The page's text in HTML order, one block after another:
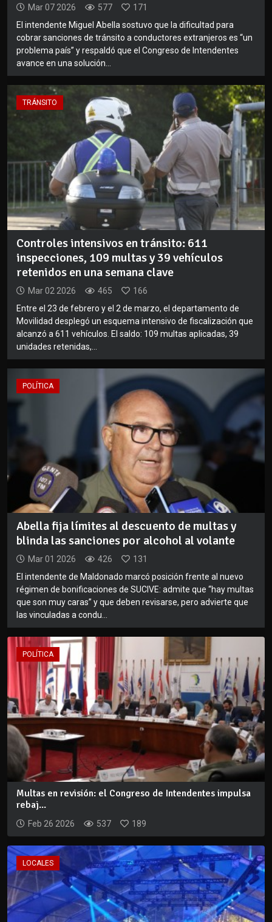
Mar 07 2026 577
171
El intendente Miguel Abella sostuvo que la dificultad para
cobrar sanciones de tránsito a conductores extranjeros es “un
problema país” y respaldó que el Congreso de Intendentes
avance en una solución...
TRÁNSITO
Controles intensivos en tránsito: 611
inspecciones, 109 multas y 39 vehículos
retenidos en una semana clave
Mar 02 2026 465
166
Entre el 23 de febrero y el 2 de marzo, el departamento de
Movilidad desplegó un esquema intensivo de fiscalización que
alcanzó a 611 vehículos. El saldo: 109 multas aplicadas, 39
unidades retenidas,...
POLÍTICA
Abella fija límites al descuento de multas y
blinda las sanciones por alcohol al volante
Mar 01 2026 426
131
El intendente de Maldonado marcó posición frente al nuevo
régimen de bonificaciones de SUCIVE: admite que “hay multas
que son muy caras” y que deben revisarse, pero advierte que
las vinculadas a condu...
POLÍTICA
Multas en revisión: el Congreso de Intendentes impulsa
rebaj...
Feb 26 2026 537 189
LOCALES